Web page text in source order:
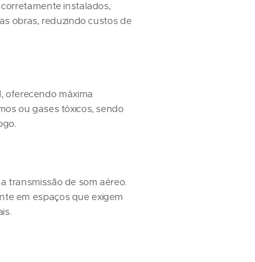
instalados,
obras, reduzindo custos de
oferecendo máxima
ou gases tóxicos, sendo
transmissão de som aéreo.
em espaços que exigem